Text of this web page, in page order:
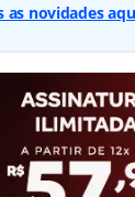
as novidades